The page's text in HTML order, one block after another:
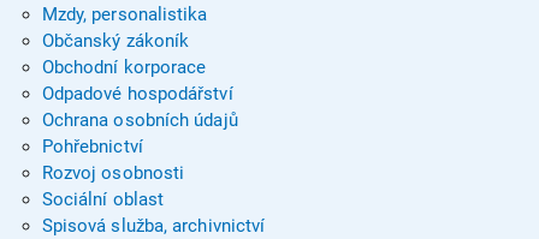
Mzdy, personalistika
Občanský zákoník
Obchodní korporace
Odpadové hospodářství
Ochrana osobních údajů
Pohřebnictví
Rozvoj osobnosti
Sociální oblast
Spisová služba, archivnictví